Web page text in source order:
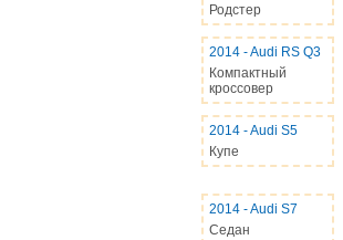
Родстер
2014-Audi RS Q3
Компактный
кроссовер
2014-Audi S5
Купе
2014-Audi S7
Седан